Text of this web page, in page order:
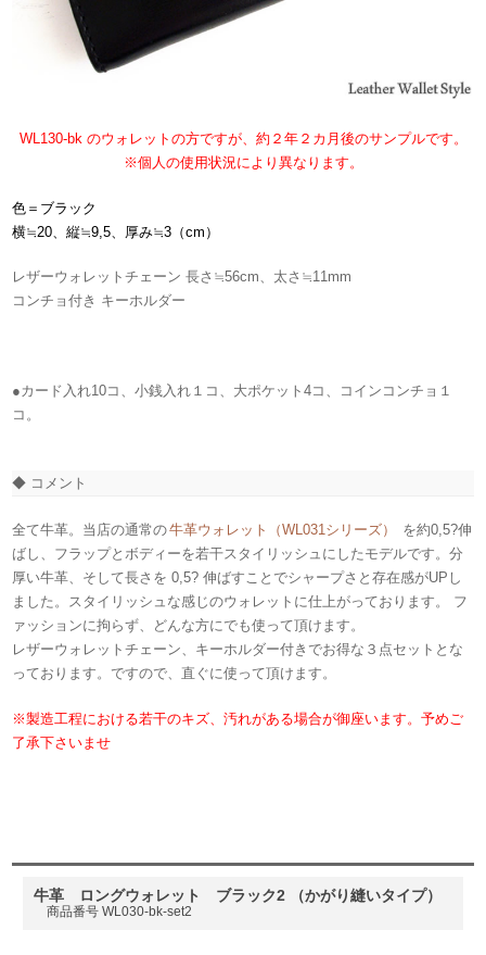
WL130-bk のウォレットの方ですが、約２年２カ月後のサンプルです。
※個人の使用状況により異なります。
色＝ブラック
横≒20、縦≒9,5、厚み≒3（cm）
レザーウォレットチェーン 長さ≒56cm、太さ≒11mm
コンチョ付き キーホルダー
●カード入れ10コ、小銭入れ１コ、大ポケット4コ、コインコンチョ１
コ。
◆ コメント
全て牛革。当店の通常の牛革ウォレット（WL031シリーズ）
を約0,5?伸
ばし、フラップとボディーを若干スタイリッシュにしたモデルです。分
厚い牛革、そして長さを 0,5? 伸ばすことでシャープさと存在感がUPし
ました。スタイリッシュな感じのウォレットに仕上がっております。 フ
ァッションに拘らず、どんな方にでも使って頂けます。
レザーウォレットチェーン、キーホルダー付きでお得な３点セットとな
っております。ですので、直ぐに使って頂けます。
※製造工程における若干のキズ、汚れがある場合が御座います。予めご
了承下さいませ
牛革 ロングウォレット ブラック2 （かがり縫いタイプ）
商品番号 WL030-bk-set2